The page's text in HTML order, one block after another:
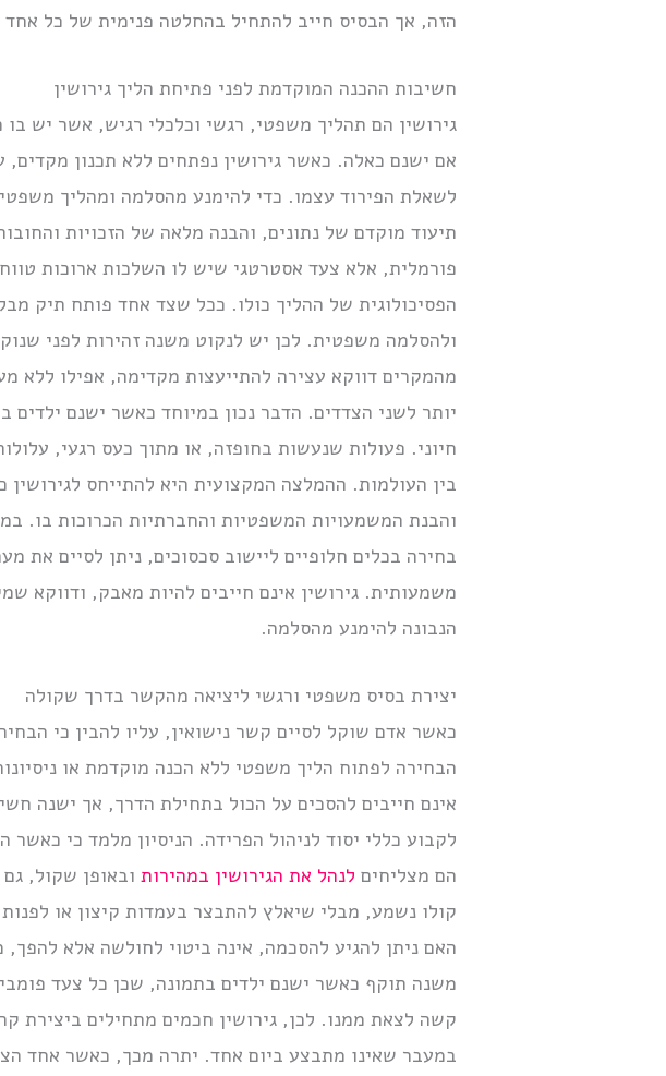
הזה, אך הבסיס חייב להתחיל בהחלטה פנימית של כל
חשיבות ההכנה המוקדמת לפני פתיחת הליך גירושין
גירושין הם תהליך משפטי, רגשי וכלכלי רגיש, אשר יש
אם ישנם כאלה. כאשר גירושין נפתחים ללא תכנון
לשאלת הפירוד עצמו. כדי להימנע מהסלמה ומהליך
תיעוד מוקדם של נתונים, והבנה מלאה של הזכויות
פורמלית, אלא צעד אסטרטגי שיש לו השלכות ארוכות
הפסיכולוגית של ההליך כולו. ככל שצד אחד פותח תיק
ולהסלמה משפטית. לכן יש לנקוט משנה זהירות לפני
מהמקרים דווקא עצירה להתייעצות מקדימה, אפילו ללא
יותר לשני הצדדים. הדבר נכון במיוחד כאשר ישנם
חיוני. פעולות שנעשות בחופזה, או מתוך כעס רגעי,
בין העולמות. ההמלצה המקצועית היא להתייחס
והבנת המשמעויות המשפטיות והחברתיות הכרוכות בו.
בחירה בכלים חלופיים ליישוב סכסוכים, ניתן לסיים את
משמעותית. גירושין אינם חייבים להיות מאבק, ודווקא
הנבונה להימנע מהסלמה.
יצירת בסיס משפטי ורגשי ליציאה מהקשר בדרך שקולה
כאשר אדם שוקל לסיים קשר נישואין, עליו להבין כי
הבחירה לפתוח הליך משפטי ללא הכנה מוקדמת או
אינם חייבים להסכים על הכול בתחילת הדרך, אך ישנה
לקבוע כללי יסוד לניהול הפרידה. הניסיון מלמד כי
הם מצליחים לנהל את הגירושין במהירות ובאופן שקול,
קולו נשמע, מבלי שיאלץ להתבצר בעמדות קיצון או
האם ניתן להגיע להסכמה, אינה ביטוי לחולשה אלא
משנה תוקף כאשר ישנם ילדים בתמונה, שכן כל צעד
קשה לצאת ממנו. לכן, גירושין חכמים מתחילים
במעבר שאינו מתבצע ביום אחד. יתרה מכך, כאשר אחד